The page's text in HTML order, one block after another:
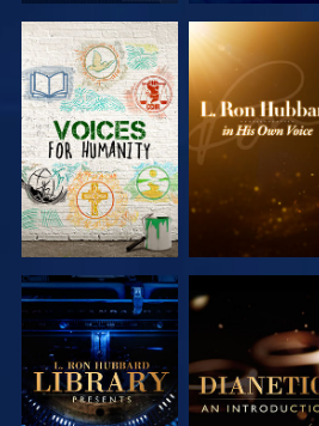
VERKEN DE
SERIE
VERKEN DE
SERIE
VERKEN DE
SERIE
VERKEN DE
SERIE